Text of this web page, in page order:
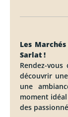
Les
Sarlat !
Rendez-
découvrir
une
moment
des